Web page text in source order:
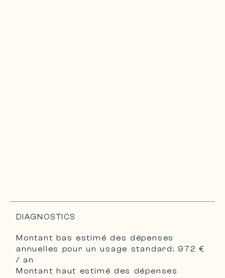
DIAGNOSTICS
Montant bas estimé des dépenses
annuelles pour un usage standard: 972 €
/ an
Montant haut estimé des dépenses